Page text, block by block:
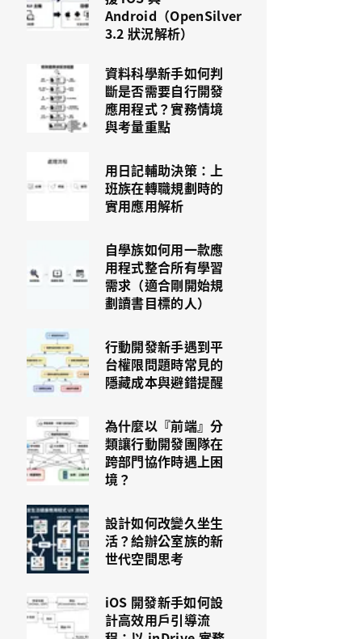
Android（OpenSilver
3.2 狀況解析）
資料科學新手如何判
斷是否需要自行開發
應用程式？實務情境
與考量重點
用日記輔助決策：上
班族在轉職規劃時的
實用應用解析
自學族如何用一款應
用程式整合所有學習
需求（適合剛開始規
劃讀書目標的人）
行動開發新手遇到平
台權限問題時常見的
隱藏成本與避錯提醒
為什麼以『前端』分
類讓行動開發團隊在
跨部門協作時遇上困
境？
設計如何改變久坐生
活？給辦公室族的新
世代空間思考
iOS 開發新手如何設
計高效用戶引導流